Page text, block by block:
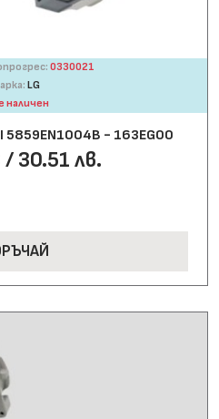
0330021
LG
наличен
5859EN1004B - 163EG00
30.51 лв.